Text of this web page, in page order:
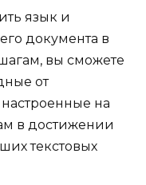
язык и
документа в
вы сможете
от
на
в достижении
текстовых